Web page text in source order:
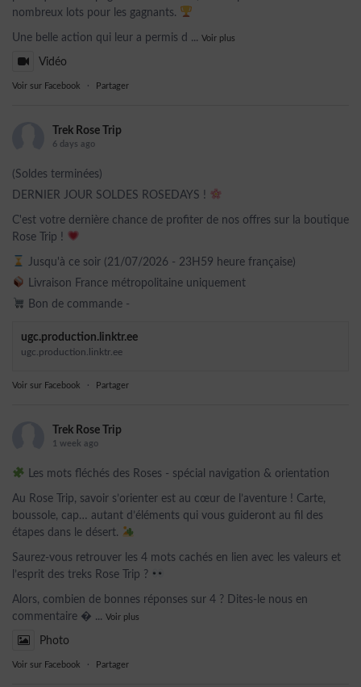
nombreux lots pour les gagnants.
Une belle action qui leur a permis d ... Voir plus
Vidéo
Voir sur Facebook · Partager
Trek Rose Trip
6 days ago
(Soldes terminées)
DERNIER JOUR SOLDES ROSEDAYS !
C'est votre dernière chance de profiter de nos offres sur la boutique
Rose Trip !
Jusqu'à ce soir (21/07/2026 - 23H59 heure française)
Livraison France métropolitaine uniquement
Bon de commande -
ugc.production.linktr.ee
ugc.production.linktr.ee
Voir sur Facebook · Partager
Trek Rose Trip
1 week ago
Les mots fléchés des Roses - spécial navigation & orientation
Au Rose Trip, savoir s’orienter est au cœur de l’aventure ! Carte,
boussole, cap… autant d’éléments qui vous guideront au fil des
étapes dans le désert.
Saurez-vous retrouver les 4 mots cachés en lien avec les valeurs et
l’esprit des treks Rose Trip ?
Alors, combien de bonnes réponses sur 4 ? Dites-le nous en
commentaire  ... Voir plus
Photo
Voir sur Facebook · Partager